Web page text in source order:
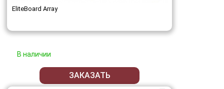
EliteBoard Array
В наличии
ЗАКАЗАТЬ